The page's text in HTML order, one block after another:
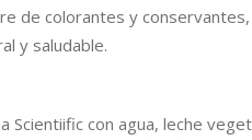
de colorantes y conservantes,
y saludable.
Scientiific con agua, leche